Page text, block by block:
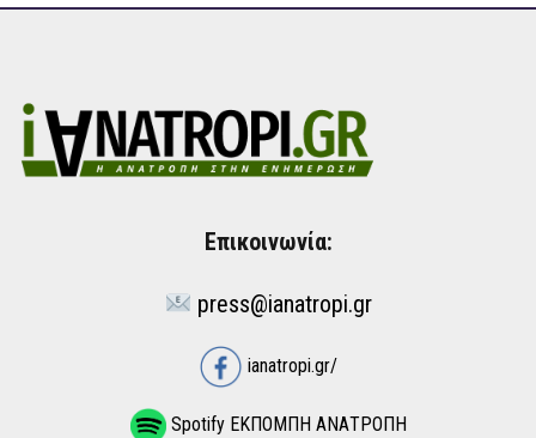
Επικοινωνία:
press@ianatropi.gr
ianatropi.gr/
Spotify ΕΚΠΟΜΠΗ ΑΝΑΤΡΟΠΗ